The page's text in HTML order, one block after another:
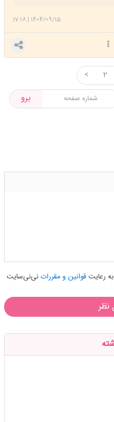
1404/09/15
|
17:18
2
<
برو
رعایت قوانین و مقرراتنی‌نی‌سایت
نظر